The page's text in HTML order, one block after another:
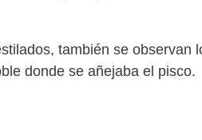
también se observan
donde se añejaba el pisco.